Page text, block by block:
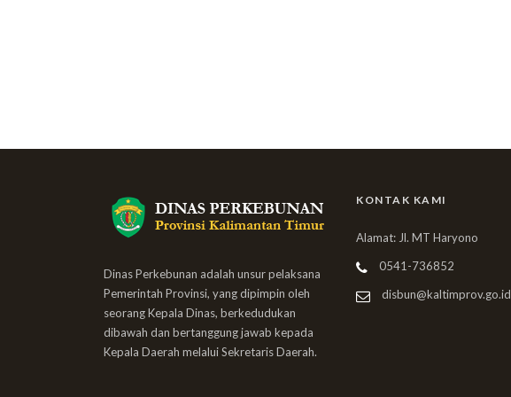
Dinas Perkebunan adalah unsur pelaksana
Pemerintah Provinsi, yang dipimpin oleh
seorang Kepala Dinas, berkedudukan
dibawah dan bertanggung jawab kepada
Kepala Daerah melalui Sekretaris Daerah.
KONTAK KAMI
Alamat: Jl. MT Haryono
0541-736852
disbun@kaltimprov.go.id